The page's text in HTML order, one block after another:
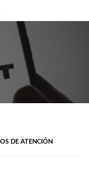
DE ATENCIÓN